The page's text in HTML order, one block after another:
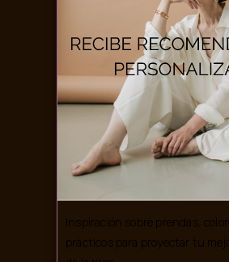
Inspiración sobre prendas,
prácticos para proyectar tu